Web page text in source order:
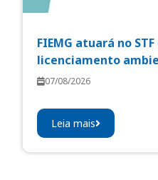
FIEMG atuará no
licenciamento
07/08/2026
Leia mais